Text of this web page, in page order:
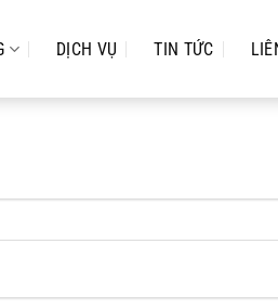
DỊCH VỤ TIN TỨC